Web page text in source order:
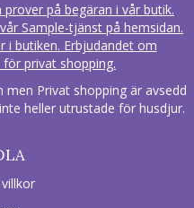
på begäran i vår butik.
Sample-tjänst på hemsidan.
i butiken. Erbjudandet om
privat shopping.
Privat shopping är avsedd
heller utrustade för husdjur.